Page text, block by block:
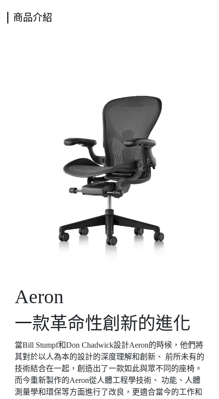
商品介紹
Aeron
一款革命性創新的進化
當Bill Stumpf和Don Chadwick設計Aeron的時候，他們將
其對於以人為本的設計的深度理解和創新、 前所未有的
技術結合在一起，創造出了一款如此與眾不同的座椅。
而今重新製作的Aeron從人體工程學技術、 功能、人體
測量學和環保等方面進行了改良，更適合當今的工作和